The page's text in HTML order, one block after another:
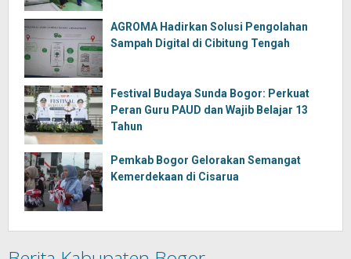
AGROMA Hadirkan Solusi Pengolahan
Sampah Digital di Cibitung Tengah
Festival Budaya Sunda Bogor: Perkuat
Peran Guru PAUD dan Wajib Belajar 13
Tahun
Pemkab Bogor Gelorakan Semangat
Kemerdekaan di Cisarua